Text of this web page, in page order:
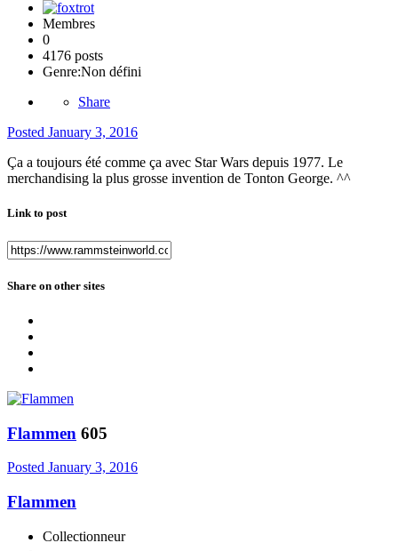
Membres
0
4176 posts
Genre:Non défini
Share
Posted January 3, 2016
Ça a toujours été comme ça avec Star Wars depuis 1977. Le
merchandising la plus grosse invention de Tonton George. ^^
Link to post
Share on other sites
Flammen 605
Posted January 3, 2016
Flammen
Collectionneur